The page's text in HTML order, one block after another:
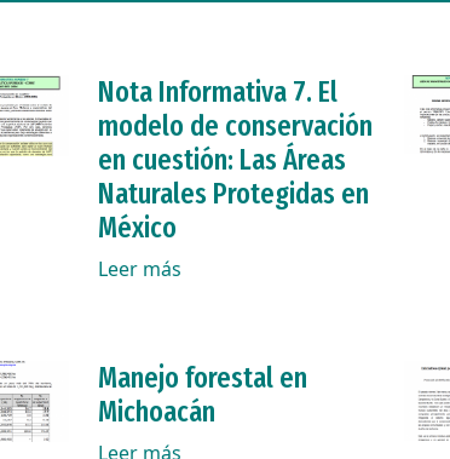
Nota Informativa 7. El
modelo de conservación
en cuestión: Las Áreas
Naturales Protegidas en
México
Leer más
Manejo forestal en
Michoacán
Leer más